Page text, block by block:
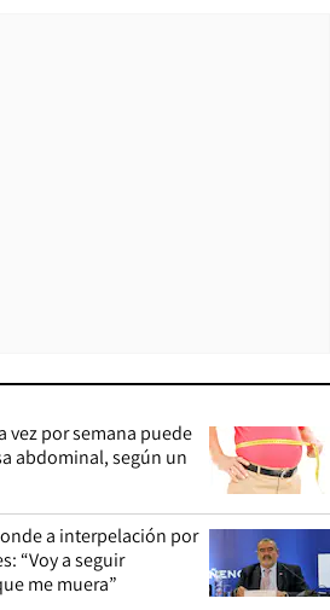
vez por semana puede
abdominal, según un
a interpelación por
“Voy a seguir
me muera”